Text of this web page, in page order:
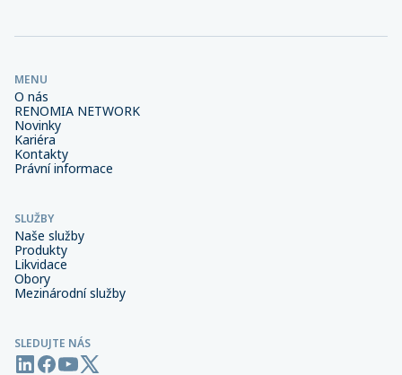
MENU
O nás
RENOMIA NETWORK
Novinky
Kariéra
Kontakty
Právní informace
SLUŽBY
Naše služby
Produkty
Likvidace
Obory
Mezinárodní služby
SLEDUJTE NÁS